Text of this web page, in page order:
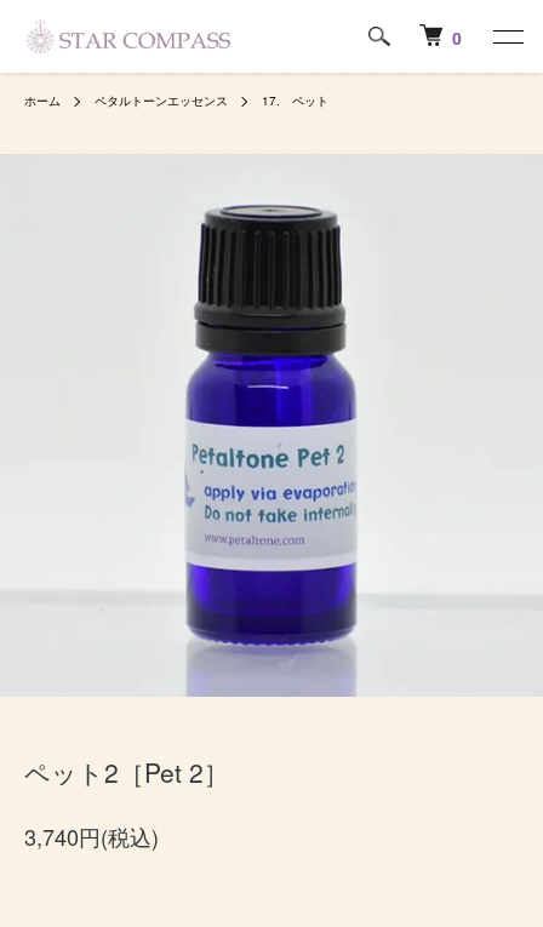
0
ホーム ペタルトーンエッセンス 17. ペット
ペット2［Pet 2］
3,740円(税込)